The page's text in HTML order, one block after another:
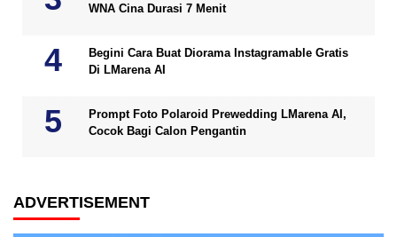
WNA Cina Durasi 7 Menit
Begini Cara Buat Diorama Instagramable Gratis
Di LMarena AI
Prompt Foto Polaroid Prewedding LMarena AI,
Cocok Bagi Calon Pengantin
ADVERTISEMENT